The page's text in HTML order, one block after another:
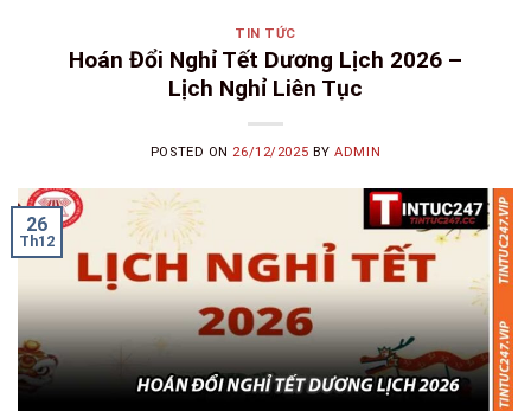
TIN TỨC
Hoán Đổi Nghỉ Tết Dương Lịch 2026 –
Lịch Nghỉ Liên Tục
POSTED ON 26/12/2025 BYADMIN
26
Th12